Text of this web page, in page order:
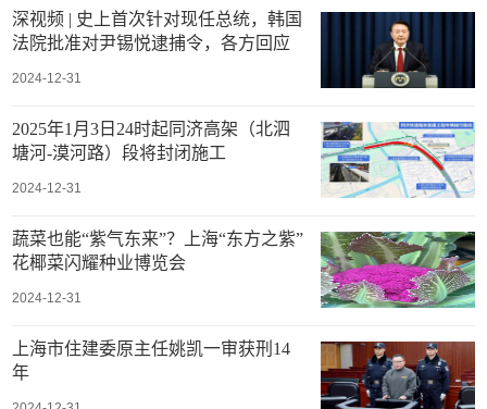
深视频 | 史上首次针对现任总统，韩国
法院批准对尹锡悦逮捕令，各方回应
2024-12-31
2025年1月3日24时起同济高架（北泗
塘河-漠河路）段将封闭施工
2024-12-31
蔬菜也能“紫气东来”？上海“东方之紫”
花椰菜闪耀种业博览会
2024-12-31
上海市住建委原主任姚凯一审获刑14
年